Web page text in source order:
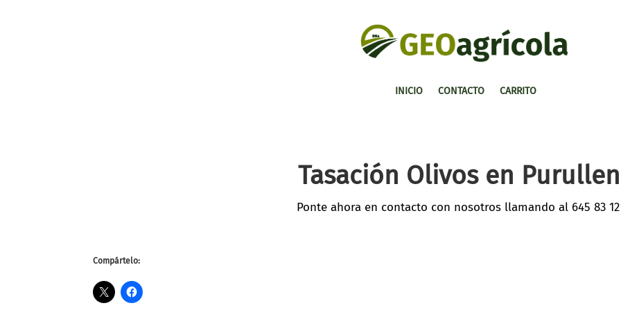
INICIO CONTACTO CARRITO
Tasación Olivos en
Ponte ahora en contacto con nosotros llamando al 645 83
Compártelo: